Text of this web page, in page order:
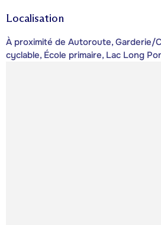
Localisation
À proximité de Autoroute, Garderie/
cyclable, École primaire, Lac Long